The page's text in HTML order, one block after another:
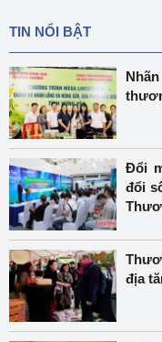
TIN NỔI BẬT
Đổi
đổi
địa